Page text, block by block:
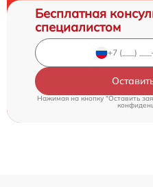
Бесплатная
специалистом
Нажимая на кнопку "Оставить